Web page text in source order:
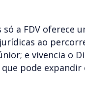
a FDV oferece
ao
e vivencia o
pode